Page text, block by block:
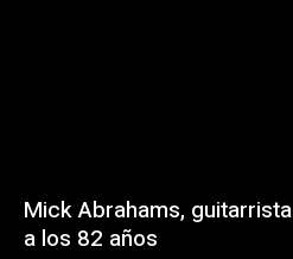
Mick Abrahams,
a los 82 años